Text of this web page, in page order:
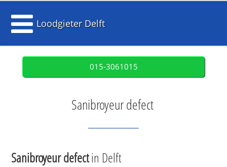
Loodgieter Delft
015-3061015
Sanibroyeur defect
Sanibroyeur defectin Delft